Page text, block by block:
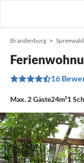
Brandenburg Spreewald
16
Max. 2Gäste24m²1